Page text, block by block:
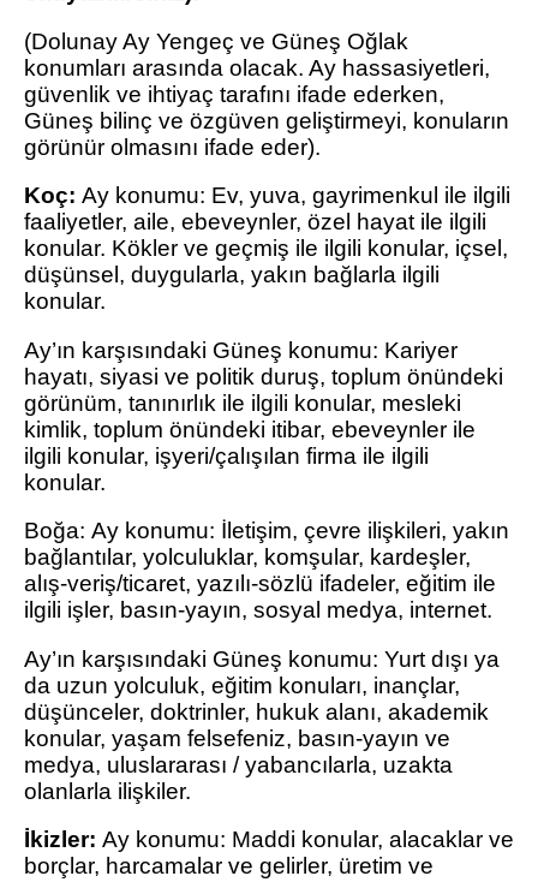
(Dolunay Ay Yengeç ve Güneş Oğlak
konumları arasında olacak. Ay hassasiyetleri,
güvenlik ve ihtiyaç tarafını ifade ederken,
Güneş bilinç ve özgüven geliştirmeyi, konuların
görünür olmasını ifade eder).
Koç: Ay konumu: Ev, yuva, gayrimenkul ile ilgili
faaliyetler, aile, ebeveynler, özel hayat ile ilgili
konular. Kökler ve geçmiş ile ilgili konular, içsel,
düşünsel, duygularla, yakın bağlarla ilgili
konular.
Ay’ın karşısındaki Güneş konumu: Kariyer
hayatı, siyasi ve politik duruş, toplum önündeki
görünüm, tanınırlık ile ilgili konular, mesleki
kimlik, toplum önündeki itibar, ebeveynler ile
ilgili konular, işyeri/çalışılan firma ile ilgili
konular.
Boğa: Ay konumu: İletişim, çevre ilişkileri, yakın
bağlantılar, yolculuklar, komşular, kardeşler,
alış-veriş/ticaret, yazılı-sözlü ifadeler, eğitim ile
ilgili işler, basın-yayın, sosyal medya, internet.
Ay’ın karşısındaki Güneş konumu: Yurt dışı ya
da uzun yolculuk, eğitim konuları, inançlar,
düşünceler, doktrinler, hukuk alanı, akademik
konular, yaşam felsefeniz, basın-yayın ve
medya, uluslararası / yabancılarla, uzakta
olanlarla ilişkiler.
İkizler: Ay konumu: Maddi konular, alacaklar ve
borçlar, harcamalar ve gelirler, üretim ve